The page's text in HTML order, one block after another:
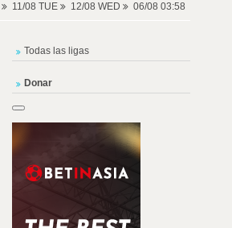
11/08 TUE 12/08 WED 06/08 03:58
Todas las ligas
Donar